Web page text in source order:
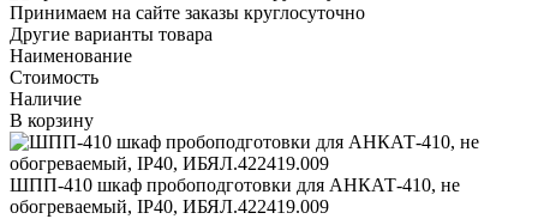
Принимаем на сайте заказы круглосуточно
Другие варианты товара
Наименование
Стоимость
Наличие
В корзину
ШПП-410 шкаф пробоподготовки для АНКАТ-410, не
обогреваемый, IP40, ИБЯЛ.422419.009